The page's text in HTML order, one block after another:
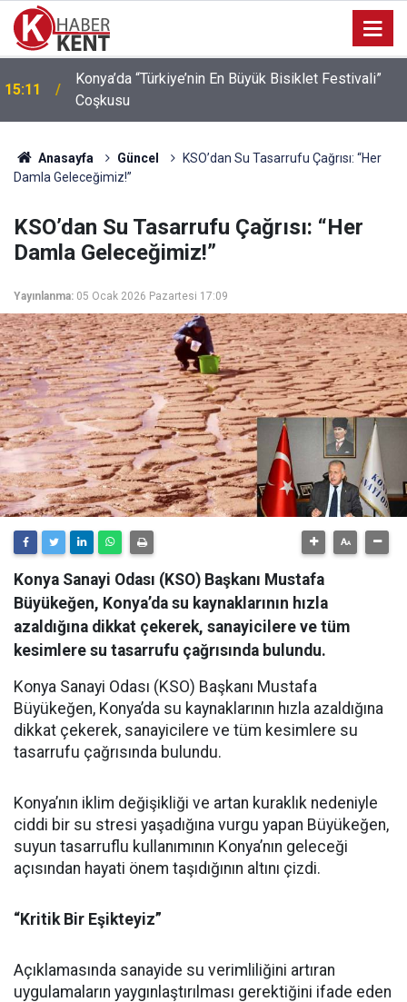
15:11
Konya’da “Türkiye’nin En Büyük Bisiklet Festivali”
Coşkusu
Anasayfa Güncel
KSO’dan Su Tasarrufu Çağrısı: “Her
Damla Geleceğimiz!”
KSO’dan Su Tasarrufu Çağrısı: “Her
Damla Geleceğimiz!”
Yayınlanma: 05 Ocak 2026 Pazartesi 17:09
Konya Sanayi Odası (KSO) Başkanı Mustafa
Büyükeğen, Konya’da su kaynaklarının hızla
azaldığına dikkat çekerek, sanayicilere ve tüm
kesimlere su tasarrufu çağrısında bulundu.
Konya Sanayi Odası (KSO) Başkanı Mustafa
Büyükeğen, Konya’da su kaynaklarının hızla azaldığına
dikkat çekerek, sanayicilere ve tüm kesimlere su
tasarrufu çağrısında bulundu.
Konya’nın iklim değişikliği ve artan kuraklık nedeniyle
ciddi bir su stresi yaşadığına vurgu yapan Büyükeğen,
suyun tasarruflu kullanımının Konya’nın geleceği
açısından hayati önem taşıdığının altını çizdi.
“Kritik Bir Eşikteyiz”
Açıklamasında sanayide su verimliliğini artıran
uygulamaların yaygınlaştırılması gerektiğini ifade eden